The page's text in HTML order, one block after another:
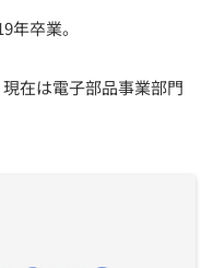
年卒業。
在は電子部品事業部門